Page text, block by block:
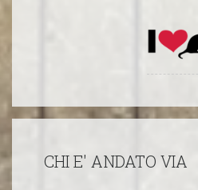
CHI E' ANDATO VIA